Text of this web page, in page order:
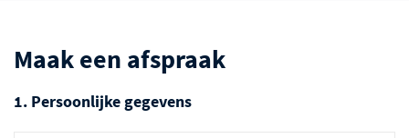
Maak een afspraak
1. Persoonlijke gegevens